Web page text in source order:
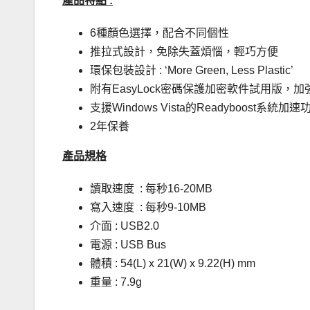
6種顏色選擇，配合不同個性
推拉式設計，免除失蓋煩惱，輕巧方便
環保包裝設計 : ‘More Green, Less Plastic’
附有EasyLock密碼保護加密軟件試用版，加
支援Windows Vista的Readyboost系統加速
2年保養
產品規格
讀取速度 : 每秒16-20MB
寫入速度 : 每秒9-10MB
介面 : USB2.0
電源 : USB Bus
體積 : 54(L) x 21(W) x 9.22(H) mm
重量 : 7.9g